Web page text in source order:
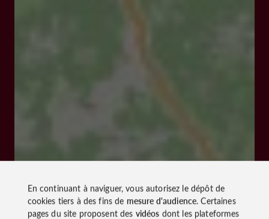
En continuant à naviguer, vous autorisez le dépôt de
cookies tiers à des fins de mesure d'audience. Certaines
pages du site proposent des vidéos dont les plateformes